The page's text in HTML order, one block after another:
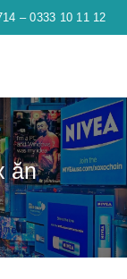
– 0333 10 11 12
ăn